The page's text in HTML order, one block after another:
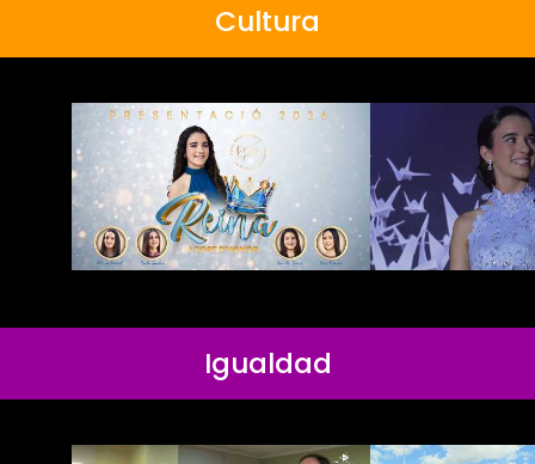
Cultura
Igualdad